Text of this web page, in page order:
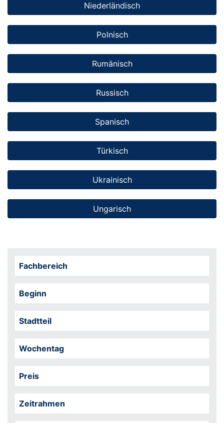
Niederländisch
Polnisch
Rumänisch
Russisch
Spanisch
Türkisch
Ukrainisch
Ungarisch
Fachbereich
Beginn
Stadtteil
Wochentag
Preis
Zeitrahmen